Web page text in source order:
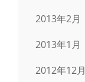
2013年2月
2013年1月
2012年12月